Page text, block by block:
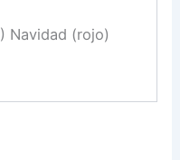
Navidad (rojo)